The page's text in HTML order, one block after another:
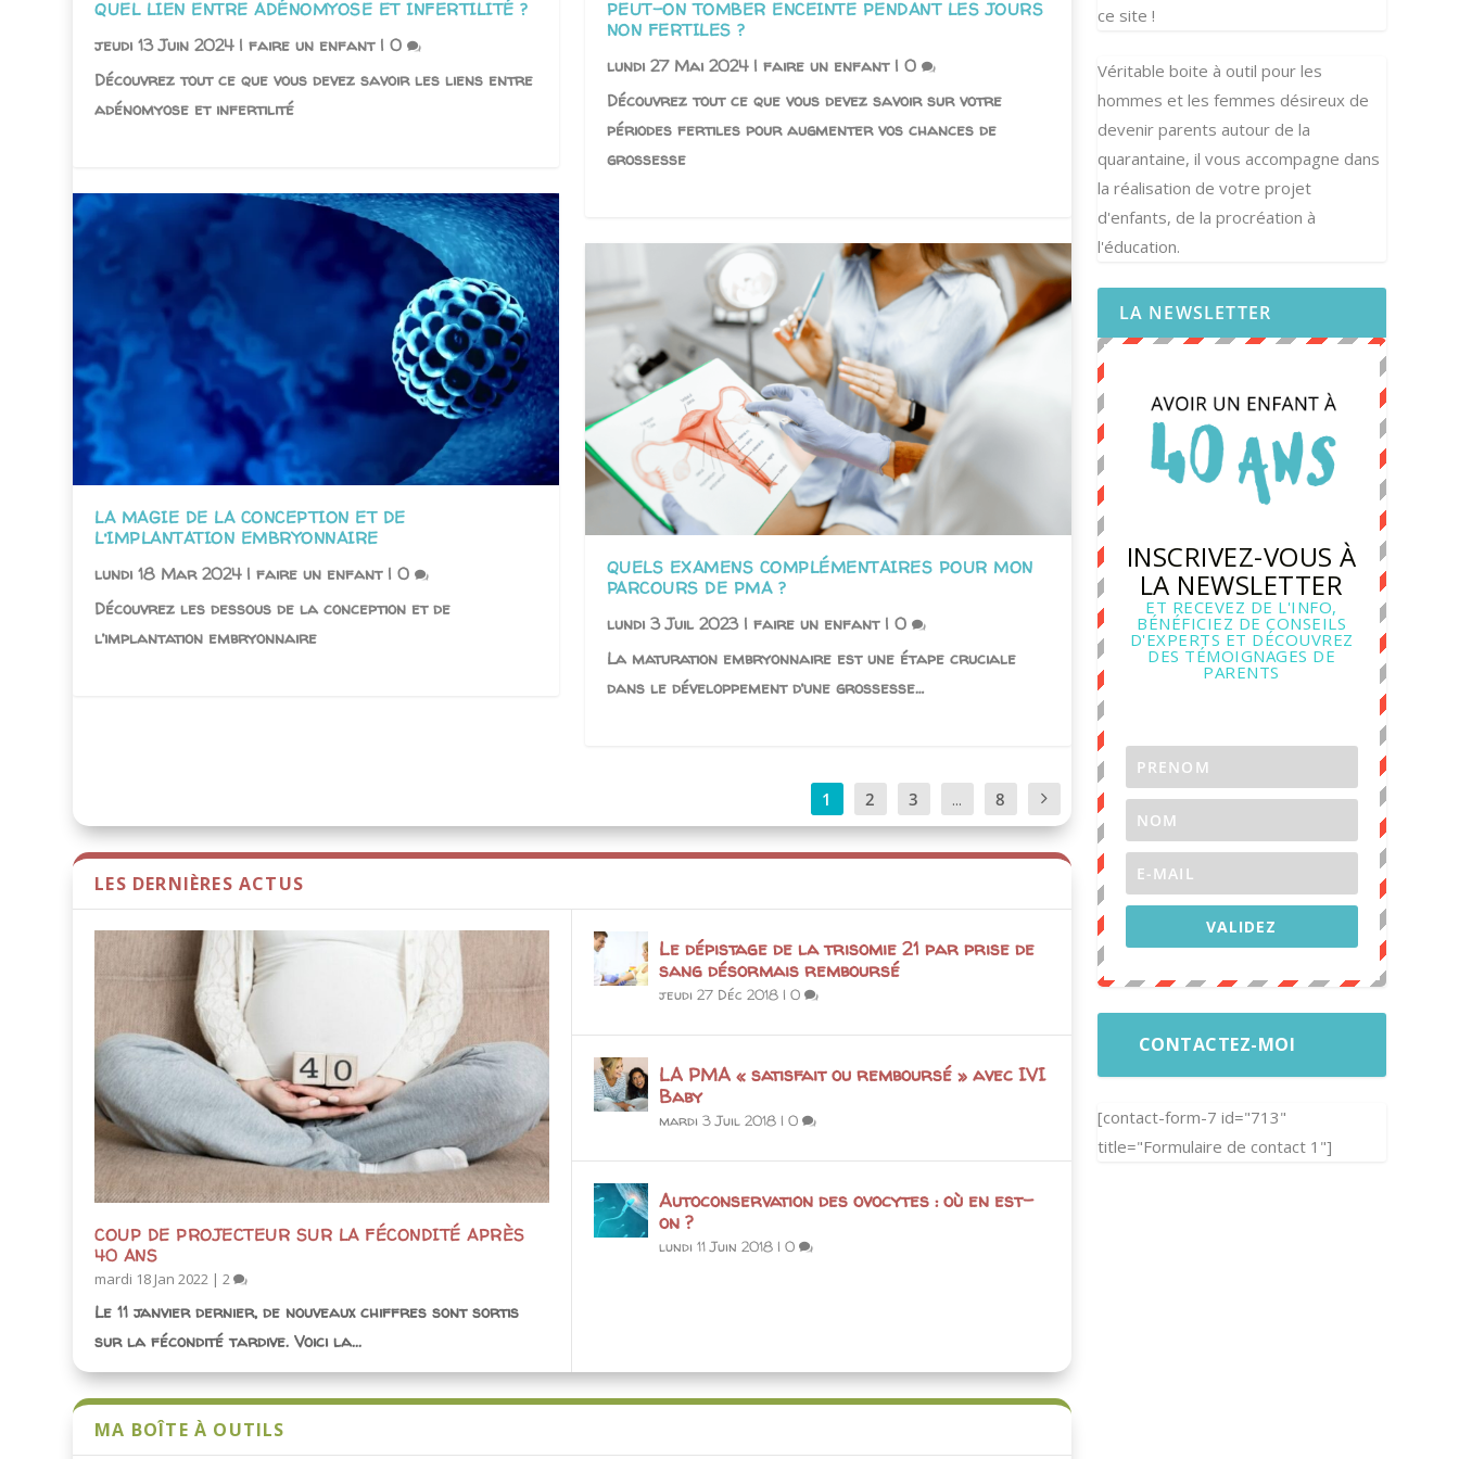
QUEL LIEN ENTRE ADÉNOMYOSE ET INFERTILITÉ ?
jeudi 13 Juin 2024|faire un enfant|0
Découvrez tout ce que vous devez savoir les liens entre
adénomyose et infertilité
LA MAGIE DE LA CONCEPTION ET DE
L’IMPLANTATION EMBRYONNAIRE
lundi 18 Mar 2024|faire un enfant|0
Découvrez les dessous de la conception et de
l’implantation embryonnaire
PEUT-ON TOMBER ENCEINTE PENDANT LES JOURS
NON FERTILES ?
lundi 27 Mai 2024| faire un enfant| 0
Découvrez tout ce que vous devez savoir sur votre
périodes fertiles pour augmenter vos chances de
grossesse
QUELS EXAMENS COMPLÉMENTAIRES POUR MON
PARCOURS DE PMA ?
lundi 3 Juil 2023| faire un enfant| 0
La maturation embryonnaire est une étape cruciale
dans le développement d’une grossesse…
1 2 3 ... 8
LES DERNIÈRES ACTUS
COUP DE PROJECTEUR SUR LA FÉCONDITÉ APRÈS
40 ANS
mardi 18 Jan 2022 |2
Le 11 janvier dernier, de nouveaux chiffres sont sortis
sur la fécondité tardive. Voici la...
Le dépistage de la trisomie 21 par prise de
sang désormais remboursé
jeudi 27 Déc 2018| 0
LA PMA « satisfait ou remboursé » avec IVI
Baby
mardi 3 Juil 2018| 0
Autoconservation des ovocytes : où en est-
on ?
lundi 11 Juin 2018| 0
MA BOÎTE À OUTILS
ce site !
Véritable boite à outil pour les
hommes et les femmes désireux de
devenir parents autour de la
quarantaine, il vous accompagne dans
la réalisation de votre projet
d'enfants, de la procréation à
l'éducation.
LA NEWSLETTER
INSCRIVEZ-VOUS À
LA NEWSLETTER
ET RECEVEZ DE L'INFO,
BÉNÉFICIEZ DE CONSEILS
D'EXPERTS ET DÉCOUVREZ
DES TÉMOIGNAGES DE
PARENTS
VALIDEZ
CONTACTEZ-MOI
[contact-form-7 id="713"
title="Formulaire de contact 1"]